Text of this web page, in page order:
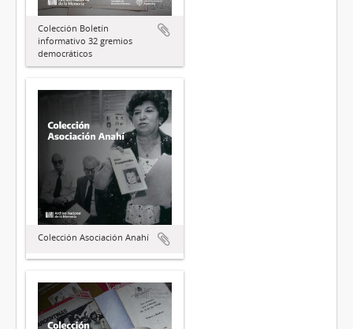
Colección Boletín
informativo 32 gremios
democráticos
Colección Asociación Anahí